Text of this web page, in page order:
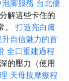
泡腳服務 台北優
解這些卡住的
。 打造亮白膚
升自信魅力的首
全口重建過程
的壓力（使用
天母按摩療程